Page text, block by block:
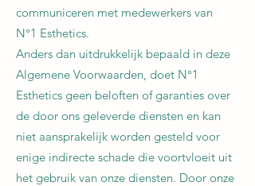
communiceren met medewerkers van
N°1 Esthetics.
Anders dan uitdrukkelijk bepaald in deze
Algemene Voorwaarden, doet N°1
Esthetics geen beloften of garanties over
de door ons geleverde diensten en kan
niet aansprakelijk worden gesteld voor
enige indirecte schade die voortvloeit uit
het gebruik van onze diensten. Door onze